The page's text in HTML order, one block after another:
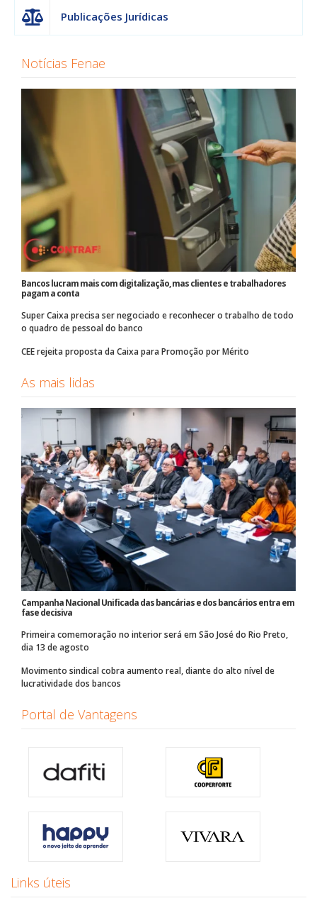
Publicações Jurídicas
Notícias Fenae
Bancos lucram mais com digitalização, mas clientes e trabalhadores
pagam a conta
Super Caixa precisa ser negociado e reconhecer o trabalho de todo
o quadro de pessoal do banco
CEE rejeita proposta da Caixa para Promoção por Mérito
As mais lidas
Campanha Nacional Unificada das bancárias e dos bancários entra em
fase decisiva
Primeira comemoração no interior será em São José do Rio Preto,
dia 13 de agosto
Movimento sindical cobra aumento real, diante do alto nível de
lucratividade dos bancos
Portal de Vantagens
Links úteis